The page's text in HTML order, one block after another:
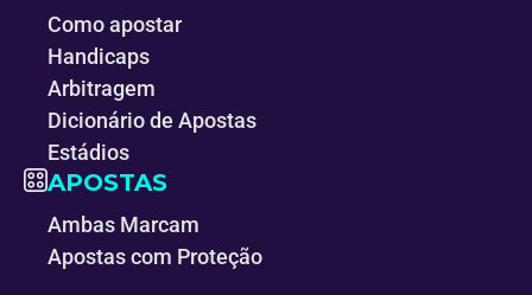
Como apostar
Handicaps
Arbitragem
Dicionário de Apostas
Estádios
APOSTAS
Ambas Marcam
Apostas com Proteção